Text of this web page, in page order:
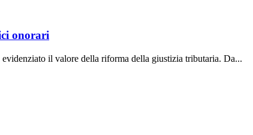
onorari
il valore della riforma della giustizia tributaria. Da...